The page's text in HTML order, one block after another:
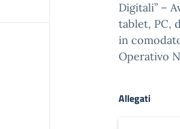
Digitali” –
tablet, PC,
in
Operativo
Allegati